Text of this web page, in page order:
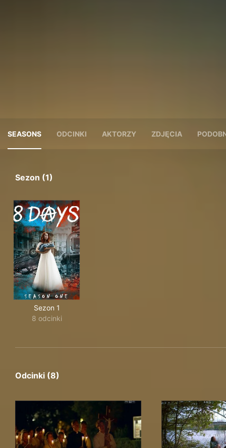
SEASONS ODCINKI AKTORZY ZDJĘCIA
Sezon (1)
Sezon 1
8 odcinki
Odcinki (8)